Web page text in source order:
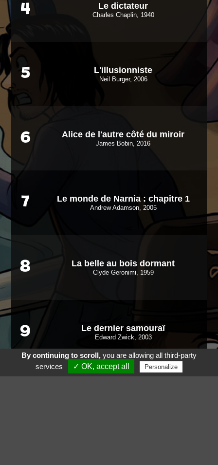
4 Le dictateur
Charles Chaplin, 1940
5 L'illusionniste
Neil Burger, 2006
6 Alice de l'autre côté du miroir
James Bobin, 2016
7 Le monde de Narnia : chapitre 1
Andrew Adamson, 2005
8 La belle au bois dormant
Clyde Geronimi, 1959
9 Le dernier samouraï
Edward Zwick, 2003
By continuing to scroll,you are allowing all third-party
services
✓ OK, accept all Personalize